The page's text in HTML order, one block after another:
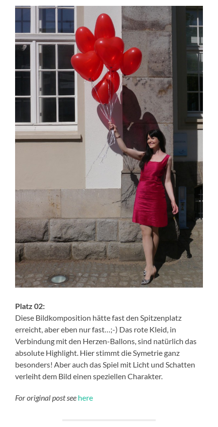
Platz 02:
Diese Bildkomposition hätte fast den Spitzenplatz
erreicht, aber eben nur fast…;-) Das rote Kleid, in
Verbindung mit den Herzen-Ballons, sind natürlich das
absolute Highlight. Hier stimmt die Symetrie ganz
besonders! Aber auch das Spiel mit Licht und Schatten
verleiht dem Bild einen speziellen Charakter.
For original post see here